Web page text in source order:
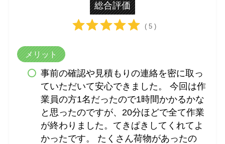
総合評価
( 5 )
メリット
事前の確認や見積もりの連絡を密に取っ
ていただいて安心できました。 今回は作
業員の方1名だったので1時間かかるかな
と思ったのですが、20分ほどで全て作業
が終わりました。てきぱきしてくれてよ
かったです。 たくさん荷物があったの